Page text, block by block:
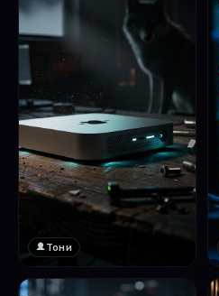
Тони
❤️
1